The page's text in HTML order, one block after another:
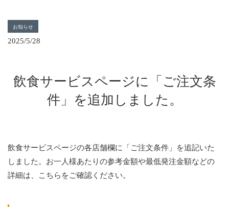
お知らせ
2025/5/28
飲食サービスページに「ご注文条
件」を追加しました。
飲食サービスページの各店舗欄に「ご注文条件」を追記いた
しました。お一人様あたりの参考金額や最低発注金額などの
詳細は、こちらをご確認ください。